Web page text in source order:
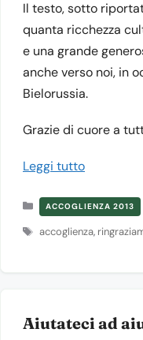
Il testo, sotto
quanta ricchezza
e una grande
anche verso noi, in
Bielorussia.
Grazie di cuore a
Leggi tutto
Categorie
ACCOGLIENZA 2013
Tag
accoglienza,
Aiutateci ad